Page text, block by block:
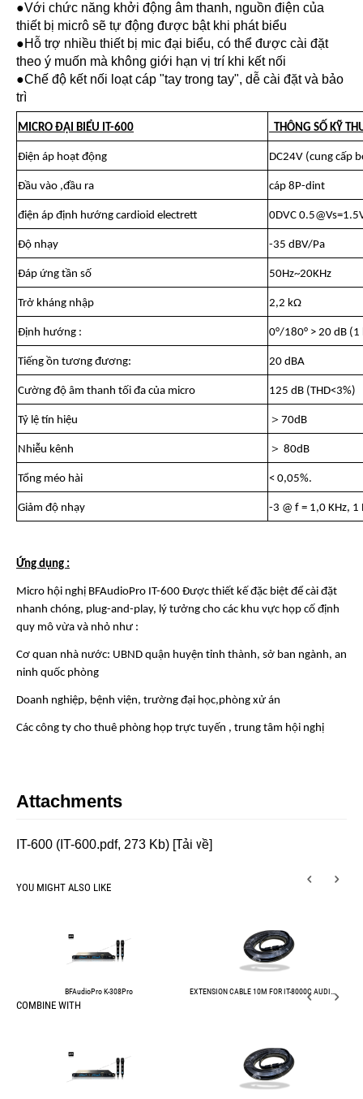
●Với chức năng khởi động âm thanh, nguồn điện của
thiết bị micrô sẽ tự động được bật khi phát biểu
●Hỗ trợ nhiều thiết bị mic đại biểu, có thể được cài đặt
theo ý muốn mà không giới hạn vị trí khi kết nối
●Chế độ kết nối loạt cáp "tay trong tay", dễ cài đặt và bảo
trì
MICRO ĐẠI BIỂU IT-600 THÔNG SỐ KỸ
Điện áp hoạt động DC24V (cung cấp
Đầu vào ,đầu ra cáp 8P-dint
điện áp định hướng cardioid electrett 0DVC
Độ nhạy -35 dBV/Pa
Đáp ứng tần số 50Hz~20KHz
Trở kháng nhập 2,2 kΩ
Định hướng : 0°/180° > 20 dB (1
Tiếng ồn tương đương: 20 dBA
Cường độ âm thanh tối đa của micro 125 dB (THD<3%)
Tỷ lệ tín hiệu ＞ 70dB
Nhiễu kênh ＞ 80dB
Tổng méo hài < 0,05%.
Giảm độ nhạy -3 @ f = 1,0 KHz, 1
Ứng dụng :
Micro hội nghị BFAudioPro IT-600 Được thiết kế đặc biệt để cài đặt
nhanh chóng, plug-and-play, lý tưởng cho các khu vực họp cố định
quy mô vừa và nhỏ như :
Cơ quan nhà nước: UBND quận huyện tỉnh thành, sở ban ngành, an
ninh quốc phòng
Doanh nghiệp, bệnh viện, trường đại học,phòng xử án
Các công ty cho thuê phòng họp trực tuyến , trung tâm hội nghị
Attachments
IT-600 (IT-600.pdf, 273 Kb) [Tải về]
YOU MIGHT ALSO LIKE
BFAudioPro K-308Pro
COMBINE WITH